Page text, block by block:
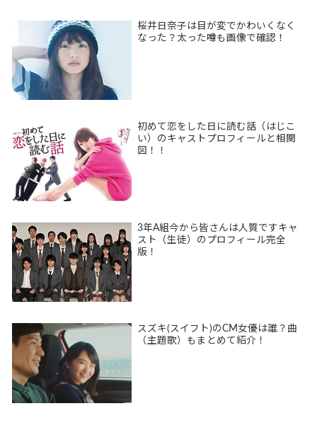
桜井日奈子は目が変でかわいくなく
なった？太った噂も画像で確認！
初めて恋をした日に読む話（はじこ
い）のキャストプロフィールと相関
図！！
3年A組今から皆さんは人質ですキャ
スト（生徒）のプロフィール完全
版！
スズキ(スイフト)のCM女優は誰？曲
（主題歌）もまとめて紹介！